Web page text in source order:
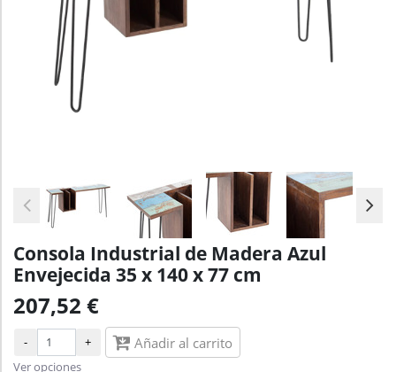
Proyectos
Profesionales
Noticias
Consola Industrial de Madera Azul
Envejecida 35 x 140 x 77 cm
207,52 €
- + Añadir al carrito
Ver opciones